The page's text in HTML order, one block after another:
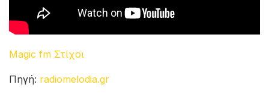
Magic fm Στίχοι
Πηγή: radiomelodia.gr